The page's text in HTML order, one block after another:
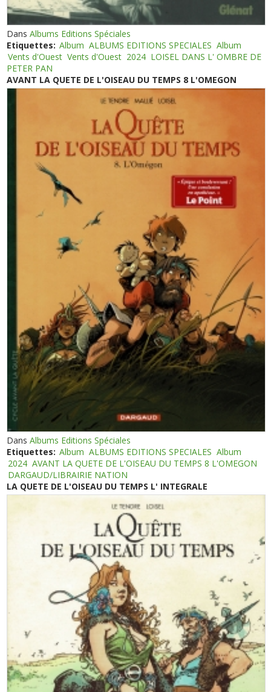
DansAlbums Editions Spéciales
Etiquettes: Album ALBUMS EDITIONS SPECIALES Album
Vents d'Ouest Vents d'Ouest 2024 LOISEL DANS L' OMBRE DE
PETER PAN
AVANT LA QUETE DE L'OISEAU DU TEMPS 8 L'OMEGON
DansAlbums Editions Spéciales
Etiquettes: Album ALBUMS EDITIONS SPECIALES Album
2024 AVANT LA QUETE DE L'OISEAU DU TEMPS 8 L'OMEGON
DARGAUD/LIBRAIRIE NATION
LA QUETE DE L'OISEAU DU TEMPS L' INTEGRALE